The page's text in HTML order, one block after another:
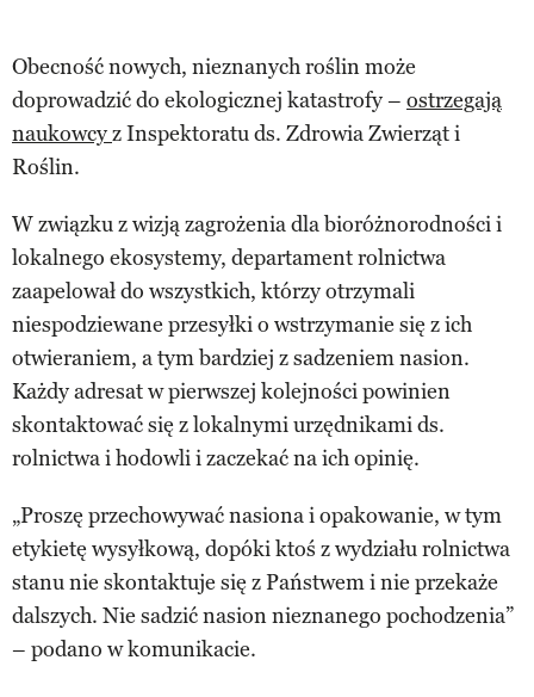
Obecność nowych, nieznanych roślin może
doprowadzić do ekologicznej katastrofy – ostrzegają
naukowcyz Inspektoratu ds. Zdrowia Zwierząt i
Roślin.
W związku z wizją zagrożenia dla bioróżnorodności i
lokalnego ekosystemy, departament rolnictwa
zaapelował do wszystkich, którzy otrzymali
niespodziewane przesyłki o wstrzymanie się z ich
otwieraniem, a tym bardziej z sadzeniem nasion.
Każdy adresat w pierwszej kolejności powinien
skontaktować się z lokalnymi urzędnikami ds.
rolnictwa i hodowli i zaczekać na ich opinię.
„Proszę przechowywać nasiona i opakowanie, w tym
etykietę wysyłkową, dopóki ktoś z wydziału rolnictwa
stanu nie skontaktuje się z Państwem i nie przekaże
dalszych. Nie sadzić nasion nieznanego pochodzenia”
– podano w komunikacie.